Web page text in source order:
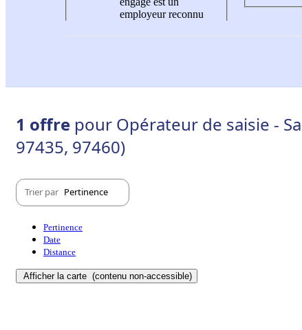
employeur reconnu
1 offre pour Opérateur de saisie -
97435, 97460)
Trier par Pertinence
Pertinence
Date
Distance
Afficher la carte (contenu non-accessible)